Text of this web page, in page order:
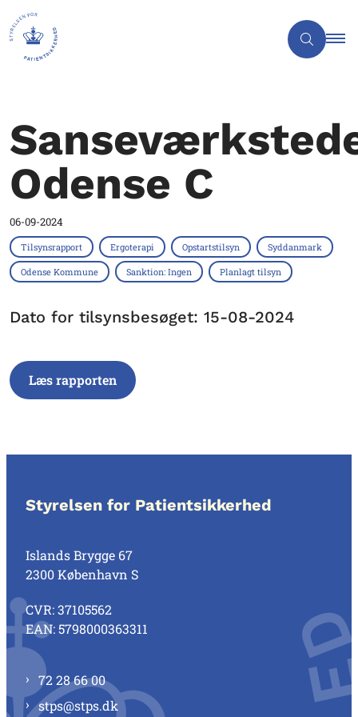
Odense C
06-09-2024
Tilsynsrapport Ergoterapi Opstartstilsyn Syddanmark
Odense Kommune Sanktion: Ingen Planlagt tilsyn
Dato for tilsynsbesøget: 15-08-2024
Læs rapporten
Styrelsen for Patientsikkerhed
Islands Brygge 67
2300 København S
CVR: 37105562
EAN: 5798000363311
72 28 66 00
stps@stps.dk